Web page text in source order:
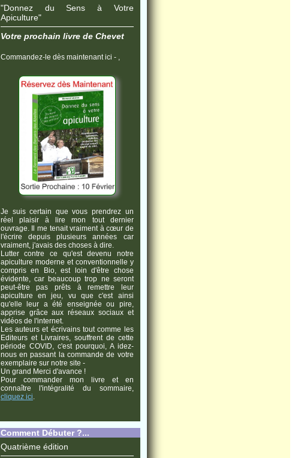
"Donnez du Sens à Votre
Apiculture"
Votre prochain livre de Chevet
Commandez-le dès maintenant ici - ,
Je suis certain que vous prendrez un
réel plaisir à lire mon tout dernier
ouvrage. Il me tenait vraiment à cœur de
l'écrire depuis plusieurs années car
vraiment, j'avais des choses à dire.
Lutter contre ce qu'est devenu notre
apiculture moderne et conventionnelle y
compris en Bio, est loin d'être chose
évidente, car beaucoup trop ne seront
peut-être pas prêts à remettre leur
apiculture en jeu, vu que c'est ainsi
qu'elle leur a été enseignée ou pire,
apprise grâce aux réseaux sociaux et
vidéos de l'internet.
Les auteurs et écrivains tout comme les
Editeurs et Livraires, souffrent de cette
période COVID, c'est pourquoi, A idez-
nous en passant la commande de votre
exemplaire sur notre site -
Un grand Merci d'avance !
Pour commander mon livre et en
connaître l'intégralité du sommaire,
cliquez ici
Comment Débuter ?...
Quatrième édition